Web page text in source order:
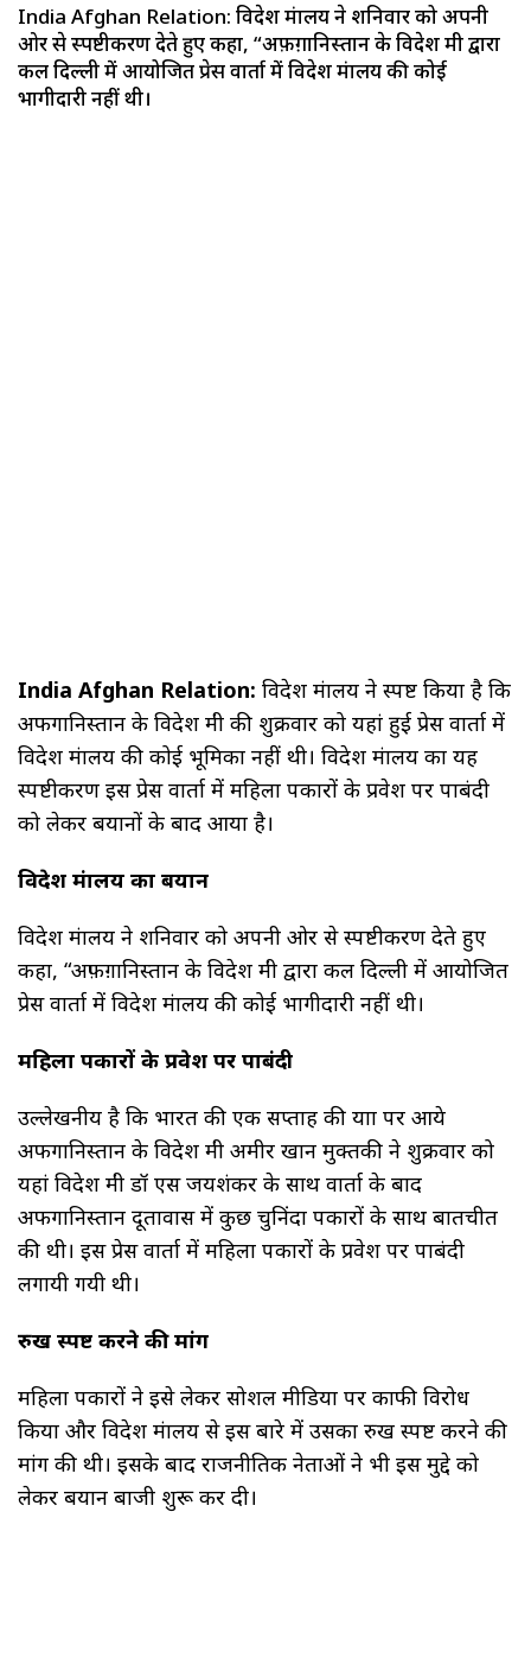
India Afghan Relation: विदेश मंत्रालय ने शनिवार को अपनी
ओर से स्पष्टीकरण देते हुए कहा, “अफ़ग़ानिस्तान के विदेश मंत्री द्वारा
कल दिल्ली में आयोजित प्रेस वार्ता में विदेश मंत्रालय की कोई
भागीदारी नहीं थी।
India Afghan Relation: विदेश मंत्रालय ने स्पष्ट किया है कि
अफगानिस्तान के विदेश मंत्री की शुक्रवार को यहां हुई प्रेस वार्ता में
विदेश मंत्रालय की कोई भूमिका नहीं थी। विदेश मंत्रालय का यह
स्पष्टीकरण इस प्रेस वार्ता में महिला पत्रकारों के प्रवेश पर पाबंदी
को लेकर बयानों के बाद आया है।
विदेश मंत्रालय का बयान
विदेश मंत्रालय ने शनिवार को अपनी ओर से स्पष्टीकरण देते हुए
कहा, “अफ़ग़ानिस्तान के विदेश मंत्री द्वारा कल दिल्ली में आयोजित
प्रेस वार्ता में विदेश मंत्रालय की कोई भागीदारी नहीं थी।
महिला पत्रकारों के प्रवेश पर पाबंदी
उल्लेखनीय है कि भारत की एक सप्ताह की यात्रा पर आये
अफगानिस्तान के विदेश मंत्री अमीर खान मुक्तकी ने शुक्रवार को
यहां विदेश मंत्री डॉ एस जयशंकर के साथ वार्ता के बाद
अफगानिस्तान दूतावास में कुछ चुनिंदा पत्रकारों के साथ बातचीत
की थी। इस प्रेस वार्ता में महिला पत्रकारों के प्रवेश पर पाबंदी
लगायी गयी थी।
रुख स्पष्ट करने की मांग
महिला पत्रकारों ने इसे लेकर सोशल मीडिया पर काफी विरोध
किया और विदेश मंत्रालय से इस बारे में उसका रुख स्पष्ट करने की
मांग की थी। इसके बाद राजनीतिक नेताओं ने भी इस मुद्दे को
लेकर बयान बाजी शुरू कर दी।